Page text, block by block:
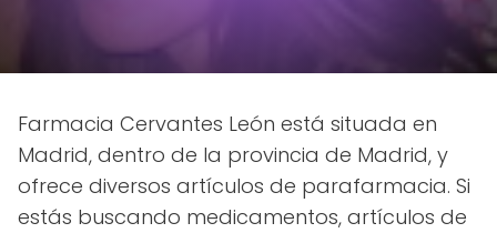
Farmacia Cervantes León está situada en
Madrid, dentro de la provincia de Madrid, y
ofrece diversos artículos de parafarmacia. Si
estás buscando medicamentos, artículos de